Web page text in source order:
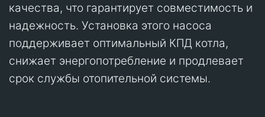
качества, что гарантирует совместимость и
надежность. Установка этого насоса
поддерживает оптимальный КПД котла,
снижает энергопотребление и продлевает
срок службы отопительной системы.